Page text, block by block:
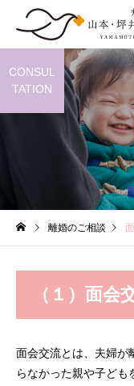
離婚
CONSUL
TATION
離婚のご相談
（１）面会
面会交流とは、夫婦が
らなかった親や子ど